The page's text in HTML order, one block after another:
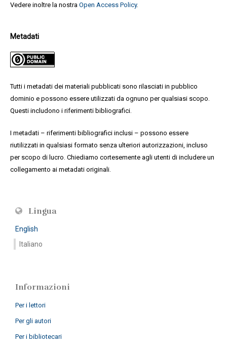
Vedere inoltre la nostra Open Access Policy.
Metadati
Tutti i metadati dei materiali pubblicati sono rilasciati in pubblico
dominio e possono essere utilizzati da ognuno per qualsiasi scopo.
Questi includono i riferimenti bibliografici.
I metadati – riferimenti bibliografici inclusi – possono essere
riutilizzati in qualsiasi formato senza ulteriori autorizzazioni, incluso
per scopo di lucro. Chiediamo cortesemente agli utenti di includere un
collegamento ai metadati originali.
Lingua
English
Italiano
Informazioni
Per i lettori
Per gli autori
Per i bibliotecari